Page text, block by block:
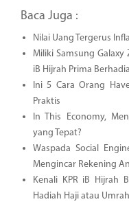
Baca Juga :
Nilai Uang Tergerus
Miliki Samsung
iB Hijrah Prima
Ini 5 Cara Orang
Praktis
In This Economy,
yang Tepat?
Waspada Social
Mengincar Rekening
Kenali KPR iB Hijrah
Hadiah Haji atau Umrah